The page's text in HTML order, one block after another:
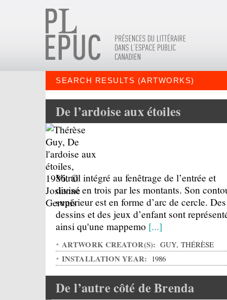
SEARCH RESULTS (ARTWORKS)
De l’ardoise aux étoiles
Vitrail intégré au fenêtrage de l’entrée et
divisé en trois par les montants. Son
supérieur est en forme d’arc de cercle. Des
dessins et des jeux d’enfant sont
ainsi qu'une mappemo [...]
ARTWORK CREATOR(S): GUY, THÉRÈSE
INSTALLATION YEAR: 1986
De l’autre côté de Brenda